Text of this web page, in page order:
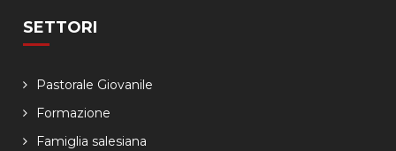
SETTORI
Pastorale Giovanile
Formazione
Famiglia salesiana